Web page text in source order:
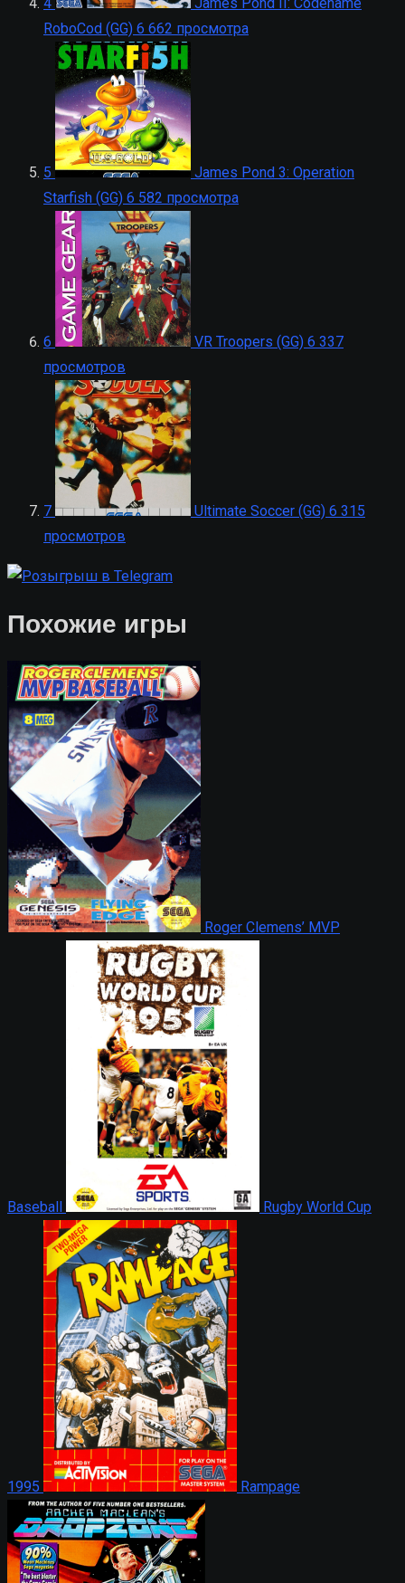
RoboCod (GG) 6 662 просмотра
5
James Pond 3: Operation
Starfish (GG) 6 582 просмотра
6 VR Troopers (GG) 6 337
просмотров
7 Ultimate Soccer (GG) 6 315
просмотров
Похожие игры
Roger Clemens’ MVP
Baseball Rugby World Cup
1995 Rampage